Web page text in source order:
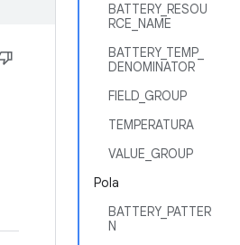
BATTERY_RESOU
RCE_NAME
BATTERY_TEMP_
DENOMINATOR
FIELD_GROUP
TEMPERATURA
VALUE_GROUP
Pola
BATTERY_PATTER
N